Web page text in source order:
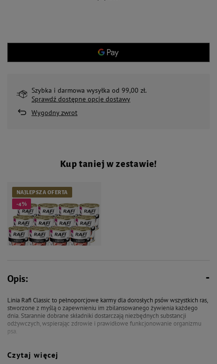
Szybka i darmowa wysyłka od 99,00 zł.
Sprawdź dostępne opcje dostawy
Wygodny zwrot
Kup taniej w zestawie!
NAJLEPSZA OFERTA
-4%
Mokra karma dla psa Rafi Classic
z indykiem zestaw 12 x 800 g
Opis:
Linia Rafi Classic to pełnoporcjowe karmy dla dorosłych psów wszystkich ras,
stworzone z myślą o zapewnieniu im zbilansowanego żywienia każdego
dnia. Starannie dobrane składniki dostarczają niezbędnych substancji
odżywczych, wspierając zdrowie i prawidłowe funkcjonowanie organizmu
psa.
Karma Rafi Classic z indykiem zawiera mięso i produkty pochodzenia
Czytaj więcej